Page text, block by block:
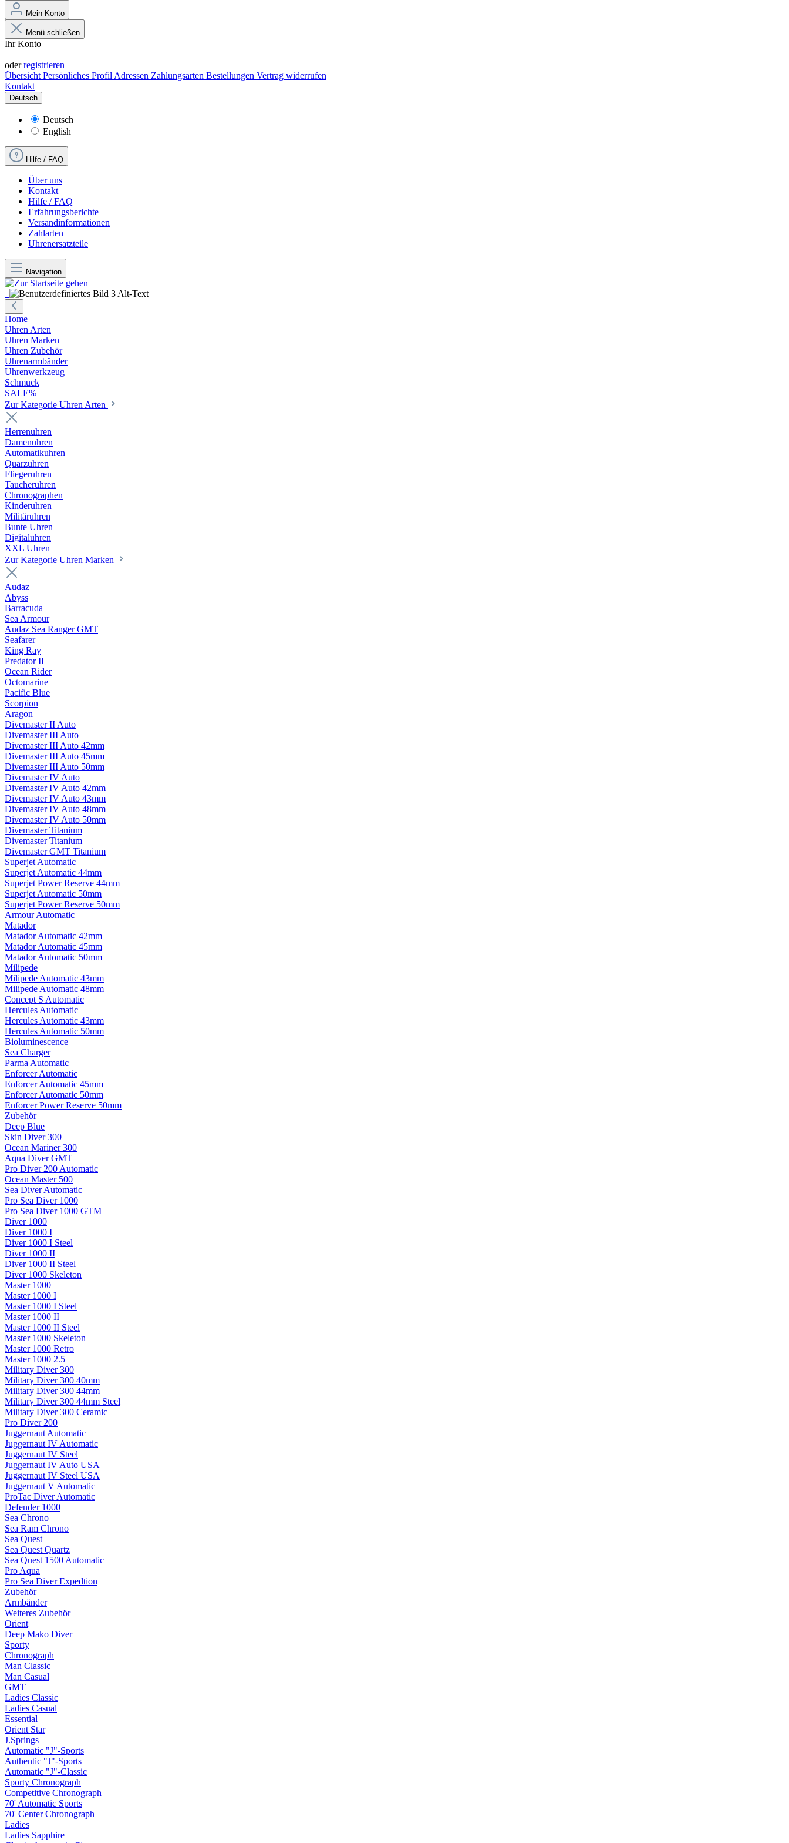
Mein Konto
Menü schließen
Ihr Konto
oderregistrieren
Übersicht Persönliches Profil Adressen Zahlungsarten Bestellungen Vertrag widerrufen
Kontakt
Deutsch
Deutsch
English
Hilfe / FAQ
Über uns
Kontakt
Hilfe / FAQ
Erfahrungsberichte
Versandinformationen
Zahlarten
Uhrenersatzteile
Navigation
Home
Uhren Arten
Uhren Marken
Uhren Zubehör
Uhrenarmbänder
Uhrenwerkzeug
Schmuck
SALE%
Zur Kategorie Uhren Arten
Herrenuhren
Damenuhren
Automatikuhren
Quarzuhren
Fliegeruhren
Taucheruhren
Chronographen
Kinderuhren
Militäruhren
Bunte Uhren
Digitaluhren
XXL Uhren
Zur Kategorie Uhren Marken
Audaz
Abyss
Barracuda
Sea Armour
Audaz Sea Ranger GMT
Seafarer
King Ray
Predator II
Ocean Rider
Octomarine
Pacific Blue
Scorpion
Aragon
Divemaster II Auto
Divemaster III Auto
Divemaster III Auto 42mm
Divemaster III Auto 45mm
Divemaster III Auto 50mm
Divemaster IV Auto
Divemaster IV Auto 42mm
Divemaster IV Auto 43mm
Divemaster IV Auto 48mm
Divemaster IV Auto 50mm
Divemaster Titanium
Divemaster Titanium
Divemaster GMT Titanium
Superjet Automatic
Superjet Automatic 44mm
Superjet Power Reserve 44mm
Superjet Automatic 50mm
Superjet Power Reserve 50mm
Armour Automatic
Matador
Matador Automatic 42mm
Matador Automatic 45mm
Matador Automatic 50mm
Milipede
Milipede Automatic 43mm
Milipede Automatic 48mm
Concept S Automatic
Hercules Automatic
Hercules Automatic 43mm
Hercules Automatic 50mm
Bioluminescence
Sea Charger
Parma Automatic
Enforcer Automatic
Enforcer Automatic 45mm
Enforcer Automatic 50mm
Enforcer Power Reserve 50mm
Zubehör
Deep Blue
Skin Diver 300
Ocean Mariner 300
Aqua Diver GMT
Pro Diver 200 Automatic
Ocean Master 500
Sea Diver Automatic
Pro Sea Diver 1000
Pro Sea Diver 1000 GTM
Diver 1000
Diver 1000 I
Diver 1000 I Steel
Diver 1000 II
Diver 1000 II Steel
Diver 1000 Skeleton
Master 1000
Master 1000 I
Master 1000 I Steel
Master 1000 II
Master 1000 II Steel
Master 1000 Skeleton
Master 1000 Retro
Master 1000 2.5
Military Diver 300
Military Diver 300 40mm
Military Diver 300 44mm
Military Diver 300 44mm Steel
Military Diver 300 Ceramic
Pro Diver 200
Juggernaut Automatic
Juggernaut IV Automatic
Juggernaut IV Steel
Juggernaut IV Auto USA
Juggernaut IV Steel USA
Juggernaut V Automatic
ProTac Diver Automatic
Defender 1000
Sea Chrono
Sea Ram Chrono
Sea Quest
Sea Quest Quartz
Sea Quest 1500 Automatic
Pro Aqua
Pro Sea Diver Expedtion
Zubehör
Armbänder
Weiteres Zubehör
Orient
Deep Mako Diver
Sporty
Chronograph
Man Classic
Man Casual
GMT
Ladies Classic
Ladies Casual
Essential
Orient Star
J.Springs
Automatic "J"-Sports
Authentic "J"-Sports
Automatic "J"-Classic
Sporty Chronograph
Competitive Chronograph
70' Automatic Sports
70' Center Chronograph
Ladies
Ladies Sapphire